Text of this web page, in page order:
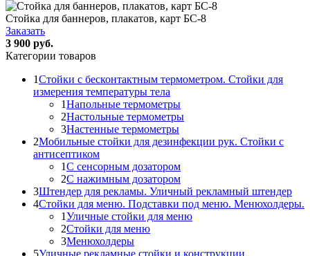
Стойка для баннеров, плакатов, карт БС-8
Заказать
3 900 руб.
Категории товаров
1Стойки с бесконтактным термометром. Стойки для
измерения температуры тела
1Напольные термометры
2Настольные термометры
3Настенные термометры
2Мобильные стойки для дезинфекции рук. Стойки с
антисептиком
1С сенсорным дозатором
2С нажимным дозатором
3Штендер для рекламы. Уличный рекламный штендер
4Стойки для меню. Подставки под меню. Менюхолдеры.
1Уличные стойки для меню
2Стойки для меню
3Менюхолдеры
5Уличные рекламные стойки и конструкции.